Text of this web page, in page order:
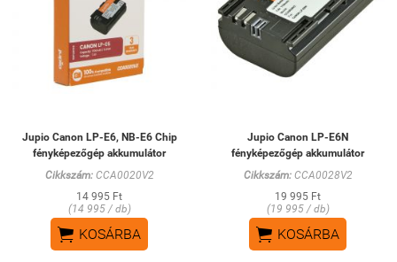
Jupio Canon LP-E6, NB-E6 Chip
fényképezőgép akkumulátor
Cikkszám:CCA0020V2
14 995 Ft
(14 995 / db)
 KOSÁRBA
Jupio Canon LP-E6N
fényképezőgép akkumulátor
Cikkszám:CCA0028V2
19 995 Ft
(19 995 / db)
 KOSÁRBA